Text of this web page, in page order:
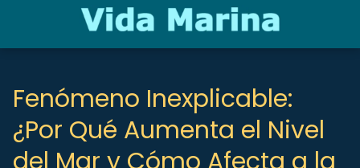
Fenómeno Inexplicable:
¿Por Qué Aumenta el Nivel